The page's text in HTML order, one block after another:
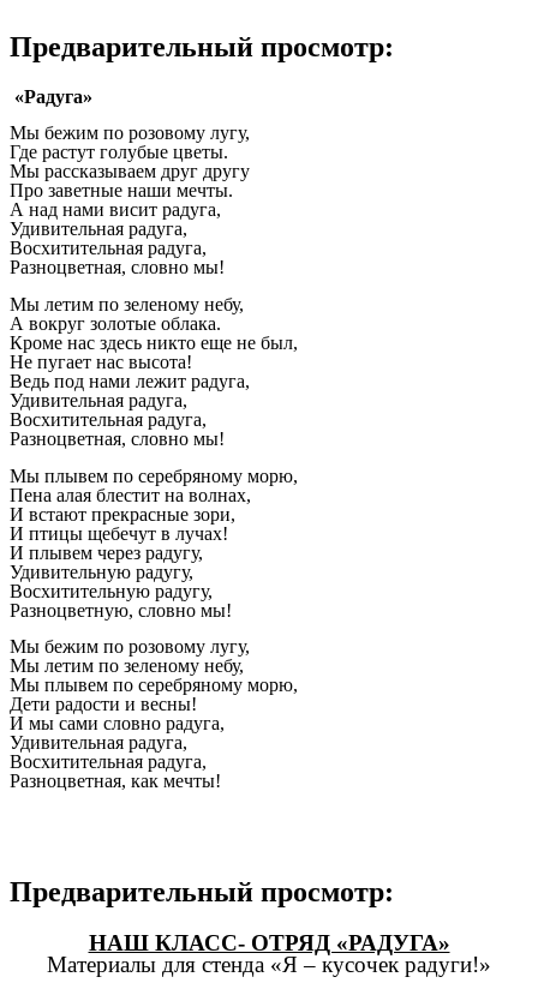
Предварительный просмотр:
«Радуга»
Мы бежим по розовому лугу,
Где растут голубые цветы.
Мы рассказываем друг другу
Про заветные наши мечты.
А над нами висит радуга,
Удивительная радуга,
Восхитительная радуга,
Разноцветная, словно мы!
Мы летим по зеленому небу,
А вокруг золотые облака.
Кроме нас здесь никто еще не был,
Не пугает нас высота!
Ведь под нами лежит радуга,
Удивительная радуга,
Восхитительная радуга,
Разноцветная, словно мы!
Мы плывем по серебряному морю,
Пена алая блестит на волнах,
И встают прекрасные зори,
И птицы щебечут в лучах!
И плывем через радугу,
Удивительную радугу,
Восхитительную радугу,
Разноцветную, словно мы!
Мы бежим по розовому лугу,
Мы летим по зеленому небу,
Мы плывем по серебряному морю,
Дети радости и весны!
И мы сами словно радуга,
Удивительная радуга,
Восхитительная радуга,
Разноцветная, как мечты!
Предварительный просмотр:
НАШ КЛАСС- ОТРЯД «РАДУГА»
Материалы для стенда «Я – кусочек радуги!»